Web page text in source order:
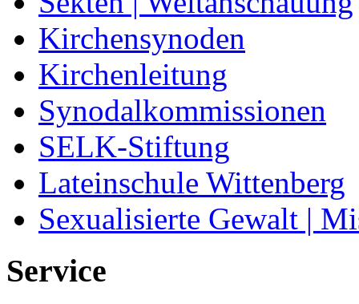
Kirchensynoden
Kirchenleitung
Synodalkommissionen
SELK-Stiftung
Lateinschule Wittenberg
Sexualisierte Gewalt |
Service